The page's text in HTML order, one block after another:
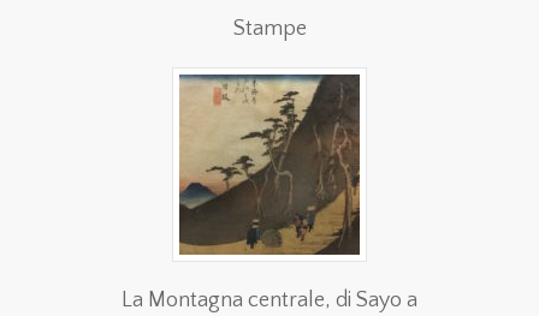
Stampe
La Montagna centrale, di Sayo a